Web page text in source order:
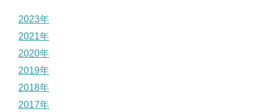
2023年
2021年
2020年
2019年
2018年
2017年